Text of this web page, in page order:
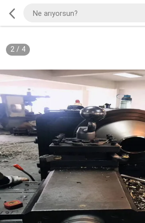
2/ 4